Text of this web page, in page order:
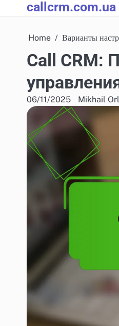
to
callcrm.com.ua
Home Варианты
Call CRM:
06/11/2025 Mikhail